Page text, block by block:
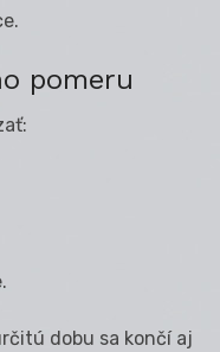
pomeru
dobu sa končí aj